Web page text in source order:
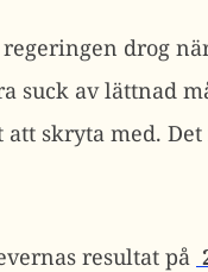
regeringen drog
suck av lättnad
skryta med.
resultat på